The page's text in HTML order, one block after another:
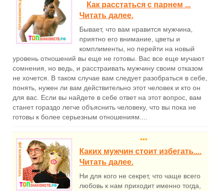
Как расстаться с парнем ...
Читать далее.
Бывает, что вам нравится мужчина,
приятно его внимание, цветы и
комплименты, но перейти на новый
уровень отношений вы еще не готовы. Вас все еще мучают
сомнения, но ведь, и расстраивать мужчину своим отказом
не хочется. В таком случае вам следует разобраться в себе,
понять, нужен ли вам действительно этот человек и кто он
для вас. Если вы найдете в себе ответ на этот вопрос, вам
станет гораздо легче объяснить человеку, что вы пока не
готовы к более серьезным отношениям....
•••
Каких мужчин стоит избегать....
Читать далее.
Ни для кого не секрет, что чаще всего
любовь к нам приходит именно тогда,